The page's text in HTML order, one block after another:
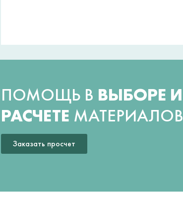
ПОМОЩЬ В ВЫБОРЕ И
РАСЧЕТЕ МАТЕРИАЛОВ
Заказать просчет